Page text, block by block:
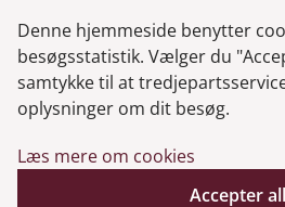
Genveje
Gå til virksomhedsregisteret
Gå til selskabsmeddelelser
Denne hjemmeside benytter
besøgsstatistik. Vælger du
samtykke til at
oplysninger om dit besøg.
Læs mere om cookies
Accepter